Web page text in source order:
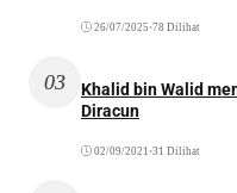
26/07/2025 •78 Dilihat
03
Khalid bin Walid
Diracun
02/09/2021 •31 Dilihat